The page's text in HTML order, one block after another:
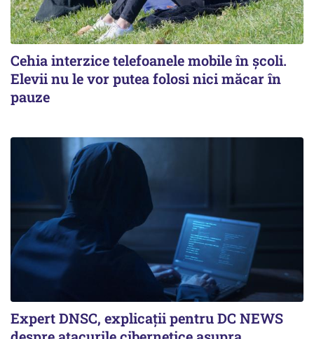
Cehia interzice telefoanele mobile în școli.
Elevii nu le vor putea folosi nici măcar în
pauze
Expert DNSC, explicații pentru DC NEWS